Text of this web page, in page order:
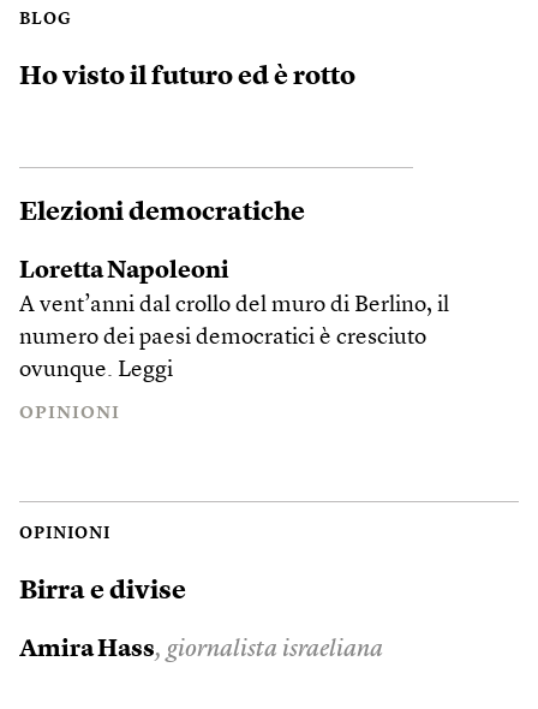
BLOG
Ho visto il futuro ed è rotto
Elezioni democratiche
Loretta Napoleoni
A vent’anni dal crollo del muro di Berlino, il
numero dei paesi democratici è cresciuto
ovunque. Leggi
OPINIONI
OPINIONI
Birra e divise
Amira Hass, giornalista israeliana